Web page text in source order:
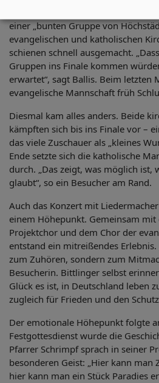
Taekwondo-Kämpfern des SSV
einer „bunten Gruppe von
evangelischen und katholischen
schienen schnell ausgemacht.
Gruppen ins Finale kommen
erwartet“, sagt Ballis. Beim letzten
evangelische Mannschaft früh
Diesmal kam alles anders. Beide
kämpften sich bis ins Finale vor –
das viele Zuschauer als „kleines
Ende setzte sich die katholische
durch. „Das zeigt, was möglich ist,
glaubt“, so ein Besucher am Rand.
Auch das Konzert mit
einem Höhepunkt. Gemeinsam
Projektchor und dem Chor der
entstand ein mitreißendes
zum Zuhören, sondern zum
Besucherin. Bittlinger selbst
Glück es ist, in Deutschland leben
zugleich für Frieden und den
Der emotionale Höhepunkt folgte
Festgottesdienst wurde die
Pfarrer Schrimpf sprach in seiner
besonderen Geist: „Hier kann man
hier kann man ein Stück Paradies